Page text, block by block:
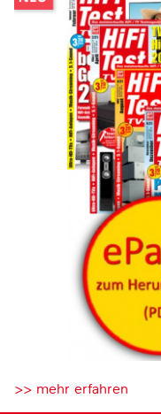
>> mehr erfahren